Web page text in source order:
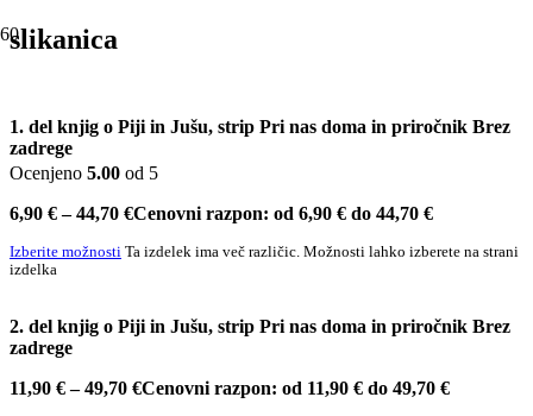
slikanica
1. del knjig o Piji in Jušu, strip Pri nas doma in priročnik Brez
zadrege
Ocenjeno 5.00 od 5
6,90 € – 44,70 €Cenovni razpon: od 6,90 € do 44,70 €
Izberite možnosti Ta izdelek ima več različic. Možnosti lahko izberete na strani
izdelka
2. del knjig o Piji in Jušu, strip Pri nas doma in priročnik Brez
zadrege
11,90 € – 49,70 €Cenovni razpon: od 11,90 € do 49,70 €